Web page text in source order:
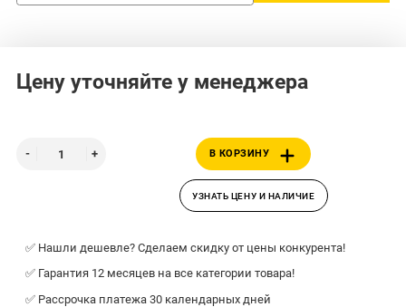
Цену уточняйте у менеджера
В КОРЗИНУ
УЗНАТЬ ЦЕНУ И НАЛИЧИЕ
✅ Нашли дешевле? Сделаем скидку от цены конкурента!
✅ Гарантия 12 месяцев на все категории товара!
✅ Рассрочка платежа 30 календарных дней